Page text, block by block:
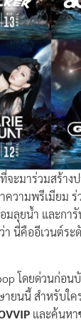
ะมาร่วมสร้า
วามพรีเมียม
ลุยน้ำ และกา
นี่คืออีเวนต์ระ
โดยด่วนก่อน
ายนนี้ สำหรับใ
และค้นหา